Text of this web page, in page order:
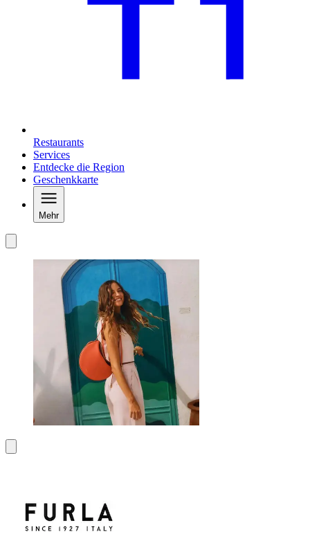
Restaurants
Services
Entdecke die Region
Geschenkkarte
Mehr